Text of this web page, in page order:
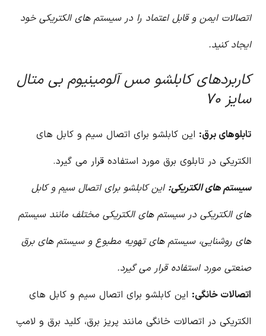
اتصالات ایمن و قابل اعتماد را در سیستم های الکتریکی خود
ایجاد کنید.
کاربردهای کابلشو مس آلومینیوم بی متال
سایز ۷۰
تابلوهای برق: این کابلشو برای اتصال سیم و کابل های
الکتریکی در تابلوی برق مورد استفاده قرار می گیرد.
سیستم های الکتریکی: این کابلشو برای اتصال سیم و کابل
های الکتریکی در سیستم های الکتریکی مختلف مانند سیستم
های روشنایی، سیستم های تهویه مطبوع و سیستم های برق
صنعتی مورد استفاده قرار می گیرد.
اتصالات خانگی: این کابلشو برای اتصال سیم و کابل های
الکتریکی در اتصالات خانگی مانند پریز برق، کلید برق و لامپ